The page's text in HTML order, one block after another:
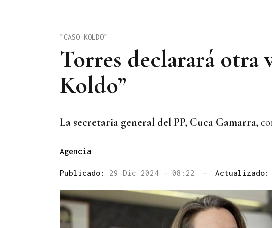
Torres declarará otra
Koldo”
"CASO KOLDO"
La secretaria general del PP, Cuca Gamarra,
Agencia
Publicado: 29 Dic 2024 - 08:22 — Actualizado: